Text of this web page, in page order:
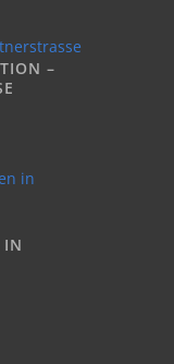
–
IN